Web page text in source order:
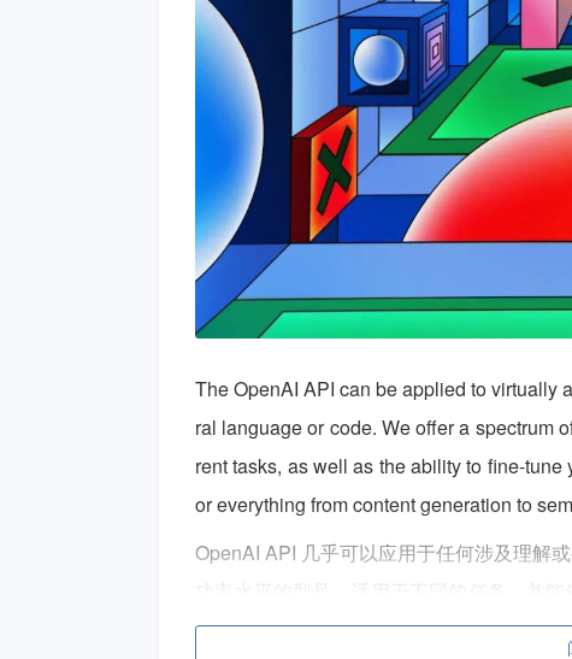
The OpenAI API can be applied to virtually
ral language or code. We offer a spectrum
rent tasks, as well as the ability to fine-
or everything from content generation to
OpenAI API 几乎可以应用于任何涉及理解
功率水平的型号，适用于不同的任务，并
到语义搜索和分类的所有内容。